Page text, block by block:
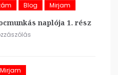
Blog Mirjam
naplója 1. rész
Mirjam